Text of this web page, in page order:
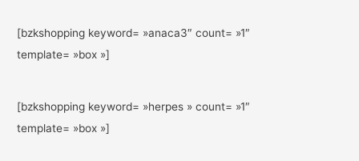
[bzkshopping keyword= »anaca3″ count= »1″
template= »box »]
[bzkshopping keyword= »herpes » count= »1″
template= »box »]